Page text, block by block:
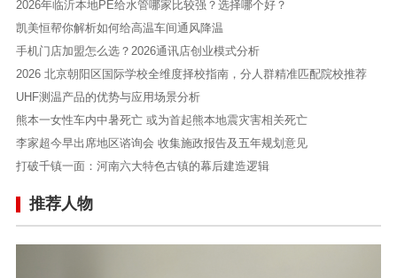
2026年临沂本地PE给水管哪家比较强？选择哪个好？
凯美恒帮你解析如何给高温车间通风降温
手机门店加盟怎么选？2026通讯店创业模式分析
2026 北京朝阳区国际学校全维度择校指南，分人群精准匹配院校推荐
UHF测温产品的优势与应用场景分析
熊本一女性车内中暑死亡 或为首起熊本地震灾害相关死亡
李家超今早出席地区谘询会 收集施政报告及五年规划意见
打破千镇一面：河南六大特色古镇的幕后建造逻辑
推荐人物